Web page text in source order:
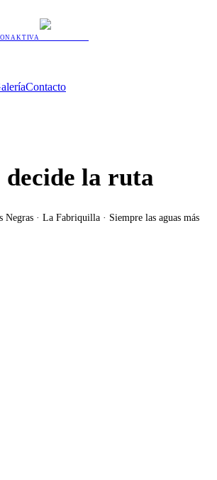
Contacto
la ruta
· La Fabriquilla · Siempre las aguas más